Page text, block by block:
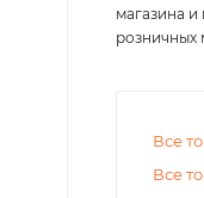
магазина и
розничных
Все
Все